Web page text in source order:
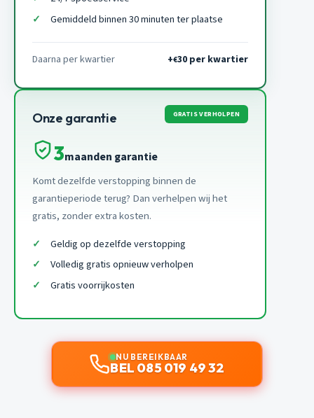
Gemiddeld binnen 30 minuten ter plaatse
Daarna per kwartier +€30 per kwartier
Onze garantie GRATIS VERHOLPEN
3maanden garantie
Komt dezelfde verstopping binnen de
garantieperiode terug? Dan verhelpen wij het
gratis, zonder extra kosten.
Geldig op dezelfde verstopping
Volledig gratis opnieuw verholpen
Gratis voorrijkosten
NU BEREIKBAAR
BEL 085 019 49 32